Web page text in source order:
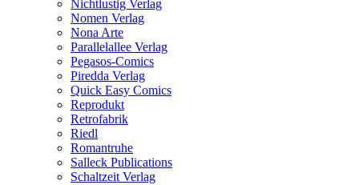
Nichtlustig Verlag
Nomen Verlag
Nona Arte
Parallelallee Verlag
Pegasos-Comics
Piredda Verlag
Quick Easy Comics
Reprodukt
Retrofabrik
Riedl
Romantruhe
Salleck Publications
Schaltzeit Verlag